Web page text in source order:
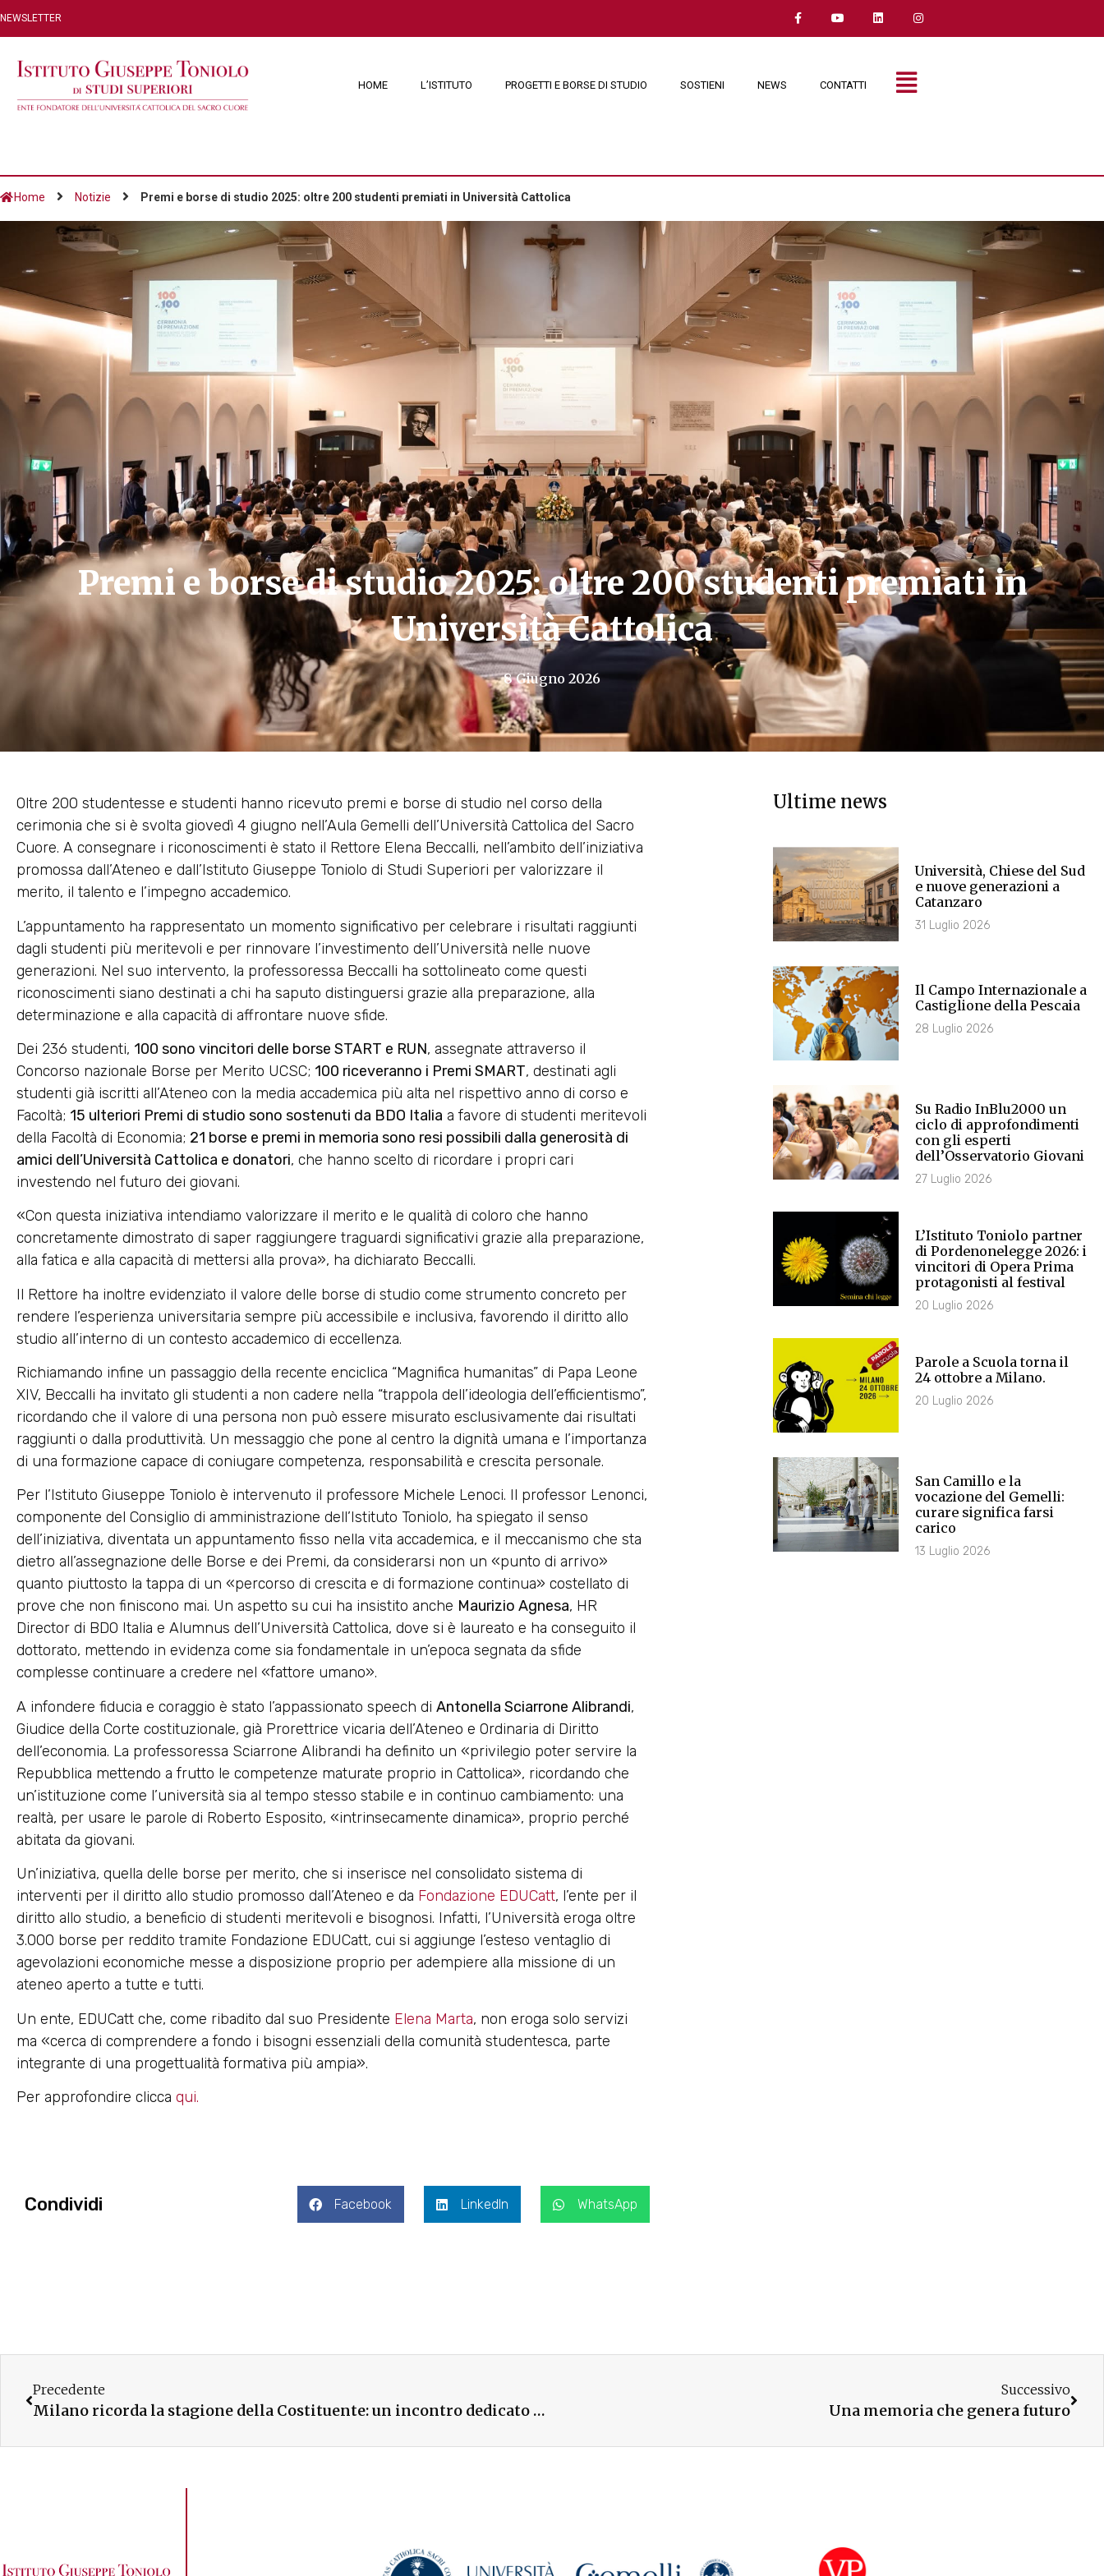
NEWSLETTER
HOME L’ISTITUTO PROGETTI E BORSE DI STUDIO SOSTIENI NEWS CONTATTI
Home Notizie Premi e borse di studio 2025: oltre 200 studenti premiati in Università Cattolica
Premi e borse di studio 2025: oltre 200 studenti premiati in
Università Cattolica
8 Giugno 2026
Oltre 200 studentesse e studenti hanno ricevuto premi e borse di studio nel corso della
cerimonia che si è svolta giovedì 4 giugno nell’Aula Gemelli dell’Università Cattolica del Sacro
Cuore. A consegnare i riconoscimenti è stato il Rettore Elena Beccalli, nell’ambito dell’iniziativa
promossa dall’Ateneo e dall’Istituto Giuseppe Toniolo di Studi Superiori per valorizzare il
merito, il talento e l’impegno accademico.
L’appuntamento ha rappresentato un momento significativo per celebrare i risultati raggiunti
dagli studenti più meritevoli e per rinnovare l’investimento dell’Università nelle nuove
generazioni. Nel suo intervento, la professoressa Beccalli ha sottolineato come questi
riconoscimenti siano destinati a chi ha saputo distinguersi grazie alla preparazione, alla
determinazione e alla capacità di affrontare nuove sfide.
Dei 236 studenti, 100 sono vincitori delle borse START e RUN, assegnate attraverso il
Concorso nazionale Borse per Merito UCSC; 100 riceveranno i Premi SMART, destinati agli
studenti già iscritti all’Ateneo con la media accademica più alta nel rispettivo anno di corso e
Facoltà; 15 ulteriori Premi di studio sono sostenuti da BDO Italia a favore di studenti meritevoli
della Facoltà di Economia; 21 borse e premi in memoria sono resi possibili dalla generosità di
amici dell’Università Cattolica e donatori, che hanno scelto di ricordare i propri cari
investendo nel futuro dei giovani.
«Con questa iniziativa intendiamo valorizzare il merito e le qualità di coloro che hanno
concretamente dimostrato di saper raggiungere traguardi significativi grazie alla preparazione,
alla fatica e alla capacità di mettersi alla prova», ha dichiarato Beccalli.
Il Rettore ha inoltre evidenziato il valore delle borse di studio come strumento concreto per
rendere l’esperienza universitaria sempre più accessibile e inclusiva, favorendo il diritto allo
studio all’interno di un contesto accademico di eccellenza.
Richiamando infine un passaggio della recente enciclica “Magnifica humanitas” di Papa Leone
XIV, Beccalli ha invitato gli studenti a non cadere nella “trappola dell’ideologia dell’efficientismo”,
ricordando che il valore di una persona non può essere misurato esclusivamente dai risultati
raggiunti o dalla produttività. Un messaggio che pone al centro la dignità umana e l’importanza
di una formazione capace di coniugare competenza, responsabilità e crescita personale.
Per l’Istituto Giuseppe Toniolo è intervenuto il professore Michele Lenoci. Il professor Lenonci,
componente del Consiglio di amministrazione dell’Istituto Toniolo, ha spiegato il senso
dell’iniziativa, diventata un appuntamento fisso nella vita accademica, e il meccanismo che sta
dietro all’assegnazione delle Borse e dei Premi, da considerarsi non un «punto di arrivo»
quanto piuttosto la tappa di un «percorso di crescita e di formazione continua» costellato di
prove che non finiscono mai. Un aspetto su cui ha insistito anche Maurizio Agnesa, HR
Director di BDO Italia e Alumnus dell’Università Cattolica, dove si è laureato e ha conseguito il
dottorato, mettendo in evidenza come sia fondamentale in un’epoca segnata da sfide
complesse continuare a credere nel «fattore umano».
A infondere fiducia e coraggio è stato l’appassionato speech di Antonella Sciarrone Alibrandi,
Giudice della Corte costituzionale, già Prorettrice vicaria dell’Ateneo e Ordinaria di Diritto
dell’economia. La professoressa Sciarrone Alibrandi ha definito un «privilegio poter servire la
Repubblica mettendo a frutto le competenze maturate proprio in Cattolica», ricordando che
un’istituzione come l’università sia al tempo stesso stabile e in continuo cambiamento: una
realtà, per usare le parole di Roberto Esposito, «intrinsecamente dinamica», proprio perché
abitata da giovani.
Un’iniziativa, quella delle borse per merito, che si inserisce nel consolidato sistema di
interventi per il diritto allo studio promosso dall’Ateneo e da Fondazione EDUCatt, l’ente per il
diritto allo studio, a beneficio di studenti meritevoli e bisognosi. Infatti, l’Università eroga oltre
3.000 borse per reddito tramite Fondazione EDUCatt, cui si aggiunge l’esteso ventaglio di
agevolazioni economiche messe a disposizione proprio per adempiere alla missione di un
ateneo aperto a tutte e tutti.
Un ente, EDUCatt che, come ribadito dal suo Presidente Elena Marta, non eroga solo servizi
ma «cerca di comprendere a fondo i bisogni essenziali della comunità studentesca, parte
integrante di una progettualità formativa più ampia».
Per approfondire clicca qui.
Condividi Facebook LinkedIn WhatsApp
Ultime news
Università, Chiese del Sud
e nuove generazioni a
Catanzaro
31 Luglio 2026
Il Campo Internazionale a
Castiglione della Pescaia
28 Luglio 2026
Su Radio InBlu2000 un
ciclo di approfondimenti
con gli esperti
dell’Osservatorio Giovani
27 Luglio 2026
L’Istituto Toniolo partner
di Pordenonelegge 2026: i
vincitori di Opera Prima
protagonisti al festival
20 Luglio 2026
Parole a Scuola torna il
24 ottobre a Milano.
20 Luglio 2026
San Camillo e la
vocazione del Gemelli:
curare significa farsi
carico
13 Luglio 2026
Precedente
Milano ricorda la stagione della Costituente: un incontro dedicato al contributo dell’Università Cattolica e di Armida Barelli
Successivo
Una memoria che genera futuro